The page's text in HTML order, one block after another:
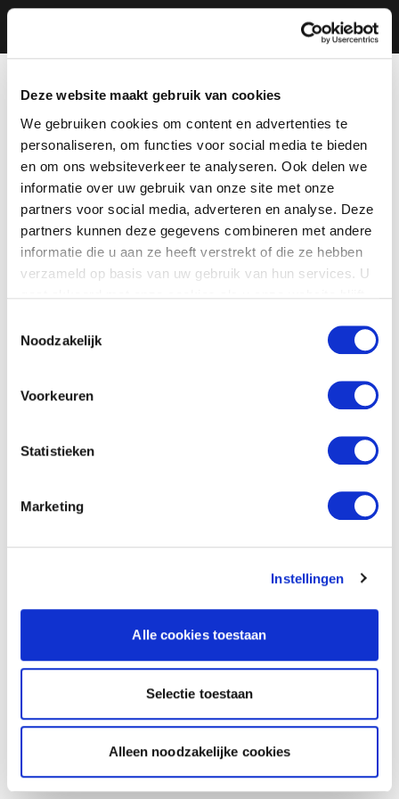
Deze website maakt gebruik van cookies
We gebruiken cookies om content en advertenties te
personaliseren, om functies voor social media te bieden
en om ons websiteverkeer te analyseren. Ook delen we
informatie over uw gebruik van onze site met onze
partners voor social media, adverteren en analyse. Deze
partners kunnen deze gegevens combineren met andere
informatie die u aan ze heeft verstrekt of die ze hebben
verzameld op basis van uw gebruik van hun services. U
Noodzakelijk
Voorkeuren
Statistieken
Marketing
Instellingen
Alle cookies toestaan
Selectie toestaan
Alleen noodzakelijke cookies